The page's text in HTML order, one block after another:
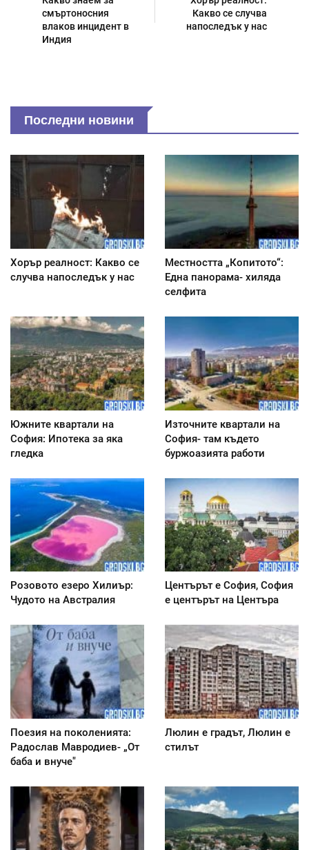
смъртоносния
влаков инцидент в
Индия
Какво се случва
напоследък у нас
Последни новини
Хорър реалност: Какво се
случва напоследък у нас
Местността „Копитото“:
Една панорама- хиляда
селфита
Южните квартали на
София: Ипотека за яка
гледка
Източните квартали на
София- там където
буржоазията работи
Розовото езеро Хилиър:
Чудото на Австралия
Центърът е София, София
е центърът на Центъра
Поезия на поколенията:
Радослав Мавродиев- „От
баба и внуче"
Люлин е градът, Люлин е
стилът